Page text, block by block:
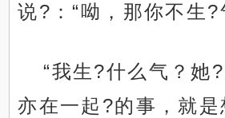
说?：“呦，那你不生?
“我生?什么气？她
亦在一起?的事，就是